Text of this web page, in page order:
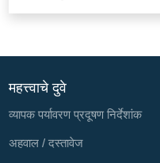
महत्त्वाचे दुवे
व्यापक पर्यावरण प्रदूषण निर्देशांक
अहवाल / दस्तावेज